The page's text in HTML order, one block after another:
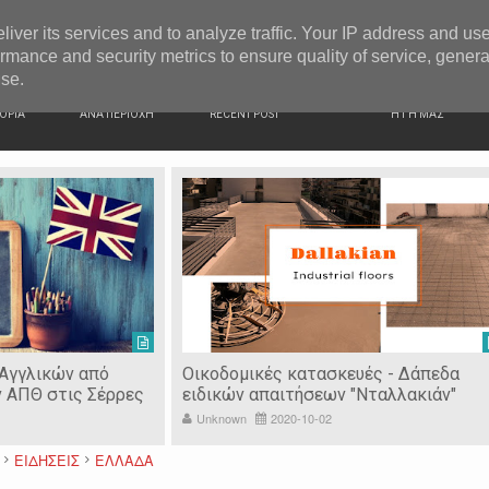
ΑΝΑ ΠΕΡΙΟΧΗ RECENT POST Η ΓΗ ΜΑΣ
από
ΑΠΘ στις Σέρρες
Οικοδομικές κατασκευές - Δάπεδα
ειδικών απαιτήσεων "Νταλλακιάν"
Unknown 2020-10-02
ΕΙΔΗΣΕΙΣ ΕΛΛΑΔΑ
its services and to analyze traffic. Your IP address and
and security metrics to ensure quality of service,